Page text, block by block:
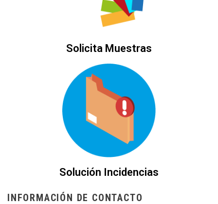
Solicita Muestras
Solución Incidencias
INFORMACIÓN DE CONTACTO